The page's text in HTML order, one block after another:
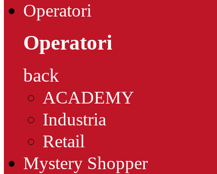
Operatori
Operatori
back
ACADEMY
Industria
Retail
Mystery Shopper